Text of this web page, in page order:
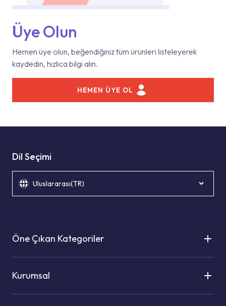
Üye Olun
Hemen üye olun, beğendiğiniz tüm ürünleri listeleyerek
kaydedin, hızlıca bilgi alın.
HEMEN ÜYE OL
Dil Seçimi
Uluslararası(TR)
Öne Çıkan Kategoriler
Kurumsal